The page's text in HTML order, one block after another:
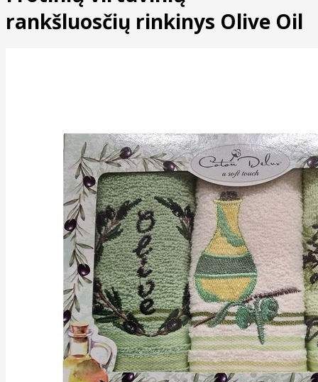
rankšluosčių rinkinys Olive Oil